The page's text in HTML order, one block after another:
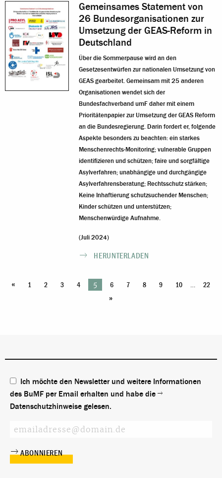
Gemeinsames Statement von
26 Bundesorganisationen zur
Umsetzung der GEAS-Reform in
Deutschland
Über die Sommerpause wird an den
Gesetzesentwürfen zur nationalen Umsetzung von
GEAS gearbeitet. Gemeinsam mit 25 anderen
Organisationen wendet sich der
Bundesfachverband umF daher mit einem
Prioritätenpapier zur Umsetzung der GEAS Reform
an die Bundesregierung. Darin fordert er, folgende
Aspekte besonders zu beachten: ein starkes
Menschenrechts-Monitoring; vulnerable Gruppen
identifizieren und schützen; faire und sorgfältige
Asylverfahren; unabhängige und durchgängige
Asylverfahrensberatung; Rechtsschutz stärken;
Keine Inhaftierung schutzsuchender Menschen;
Kinder schützen und unterstützen;
Menschenwürdige Aufnahme.
(Juli 2024)
HERUNTERLADEN
« 1 2 3 4 5 6 7 8 9 10 22
»
Ich möchte den Newsletter und weitere Informationen
des BuMF per Email erhalten und habe die
Datenschutzhinweise gelesen.